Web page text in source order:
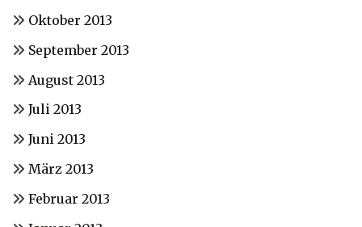
Oktober 2013
September 2013
August 2013
Juli 2013
Juni 2013
März 2013
Februar 2013